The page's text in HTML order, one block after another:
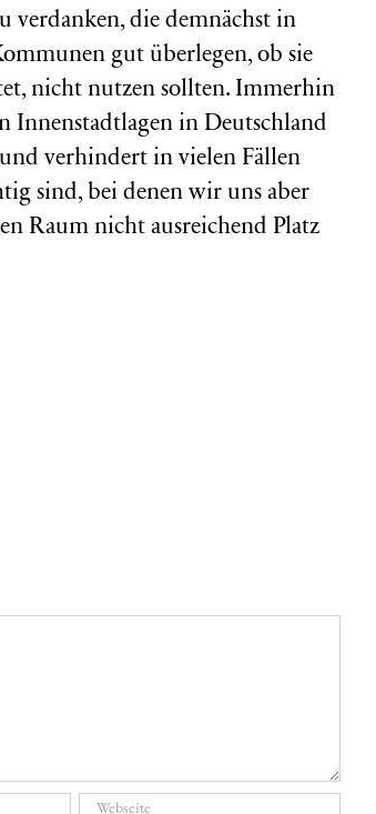
verdanken, die demnächst in
gut überlegen, ob sie
nicht nutzen sollten. Immerhin
Innenstadtlagen in Deutschland
verhindert in vielen Fällen
sind, bei denen wir uns aber
Raum nicht ausreichend Platz